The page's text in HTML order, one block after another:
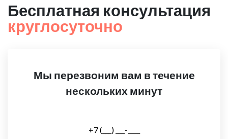
Бесплатная консультация
круглосуточно
Мы перезвоним вам в течение
нескольких минут